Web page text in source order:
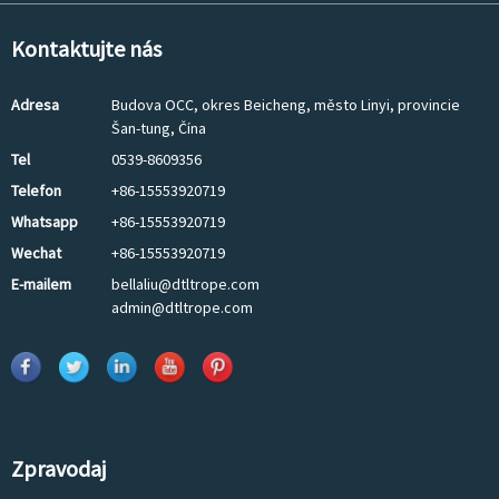
Kontaktujte nás
Adresa
Budova OCC, okres Beicheng, město Linyi, provincie
Šan-tung, Čína
Tel
0539-8609356
Telefon
+86-15553920719
Whatsapp
+86-15553920719
Wechat
+86-15553920719
E-mailem
bellaliu@dtltrope.com
admin@dtltrope.com
Zpravodaj